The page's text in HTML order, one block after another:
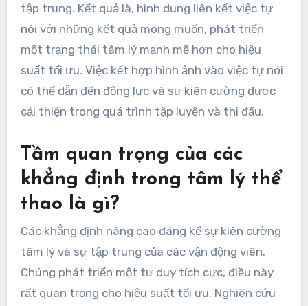
tập trung. Kết quả là, hình dung liên kết việc tự
nói với những kết quả mong muốn, phát triển
một trạng thái tâm lý mạnh mẽ hơn cho hiệu
suất tối ưu. Việc kết hợp hình ảnh vào việc tự nói
có thể dẫn đến động lực và sự kiên cường được
cải thiện trong quá trình tập luyện và thi đấu.
Tầm quan trọng của các
khẳng định trong tâm lý thể
thao là gì?
Các khẳng định nâng cao đáng kể sự kiên cường
tâm lý và sự tập trung của các vận động viên.
Chúng phát triển một tư duy tích cực, điều này
rất quan trọng cho hiệu suất tối ưu. Nghiên cứu